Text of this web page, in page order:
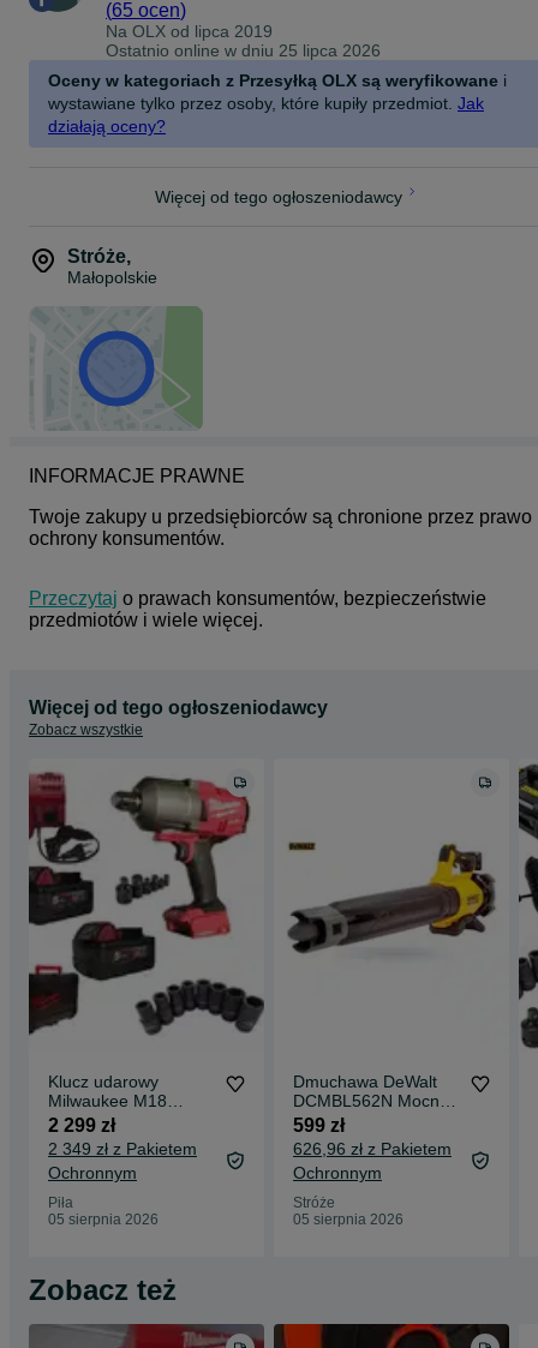
Typ silnika: Szczotkowy
Maksymalne ciśnienie robocze: 690bar
Prędkość wyciskania: 74g/min
Pojemność zbiornika: 400ml (kartusz) / 473ml (luzem w tubie)
Pobieranie smaru z zewnętrznego pojemnika: TAK
Długość przewodu smarującego: 1219mm
Regulacja prędkości wyciskania: TAK
Regulacja elektroniczna ilości wypychanego smaru: TAK 1-50
Oświetlenie: TAK dioda LED
(65 ocen)
Na OLX od lipca 2019
Ostatnio online w dniu 25 lipca 2026
Oceny w kategoriach z Przesyłką OLX są weryfikowane i
wystawiane tylko przez osoby, które kupiły przedmiot. Jak
działają oceny?
Więcej od tego ogłoszeniodawcy
Stróże,
Małopolskie
INFORMACJE PRAWNE
Twoje zakupy u przedsiębiorców są chronione przez prawo
ochrony konsumentów.
Przeczytaj o prawach konsumentów, bezpieczeństwie
przedmiotów i wiele więcej.
Więcej od tego ogłoszeniodawcy
Zobacz wszystkie
Klucz udarowy
Milwaukee M18
ONEFHIWF34
2034Nm 2x5Ah
Nasadki FV23% Gwa
2 299 zł
2 349 zł z Pakietem
Ochronnym
Piła
05 sierpnia 2026
Dmuchawa DeWalt
DCMBL562N Mocna
18v 200km/h
599 zł
626,96 zł z Pakietem
Ochronnym
Stróże
05 sierpnia 2026
Zobacz też